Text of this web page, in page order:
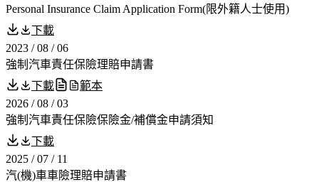
Personal Insurance Claim Application Form(限外籍人士使用)
下載
2023 / 08 / 06
強制汽車責任保險理賠申請書
下載
範本
2026 / 08 / 03
強制汽車責任保險保險金/補償金申請須知
下載
2025 / 07 / 11
汽(機)車車險理賠申請書